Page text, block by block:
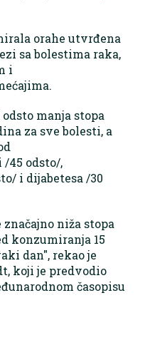
orahe utvrđena
sa bolestima raka,
i
manja stopa
za sve bolesti, a
45 odsto/,
i dijabetesa /30
niža stopa
konzumiranja 15
dan", rekao je
koji je predvodio
časopisu